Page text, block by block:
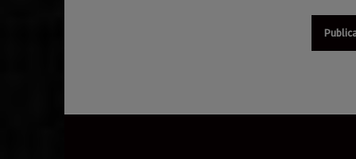
Navegación de entradas